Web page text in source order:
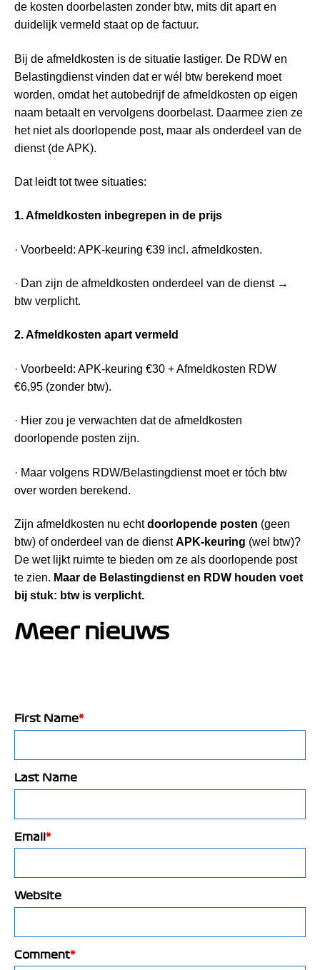
de kosten doorbelasten zonder btw, mits dit apart en
duidelijk vermeld staat op de factuur.
Bij de afmeldkosten is de situatie lastiger. De RDW en
Belastingdienst vinden dat er wél btw berekend moet
worden, omdat het autobedrijf de afmeldkosten op eigen
naam betaalt en vervolgens doorbelast. Daarmee zien ze
het niet als doorlopende post, maar als onderdeel van de
dienst (de APK).
Dat leidt tot twee situaties:
1. Afmeldkosten inbegrepen in de prijs
· Voorbeeld: APK-keuring €39 incl. afmeldkosten.
· Dan zijn de afmeldkosten onderdeel van de dienst →
btw verplicht.
2. Afmeldkosten apart vermeld
· Voorbeeld: APK-keuring €30 + Afmeldkosten RDW
€6,95 (zonder btw).
· Hier zou je verwachten dat de afmeldkosten
doorlopende posten zijn.
· Maar volgens RDW/Belastingdienst moet er tóch btw
over worden berekend.
Zijn afmeldkosten nu echtdoorlopende posten (geen
btw) of onderdeel van de dienstAPK-keuring (wel btw)?
De wet lijkt ruimte te bieden om ze als doorlopende post
te zien. Maar de Belastingdienst en RDW houden voet
bij stuk: btw is verplicht.
Meer nieuws
First Name*
Last Name
Email *
Website
Comment*